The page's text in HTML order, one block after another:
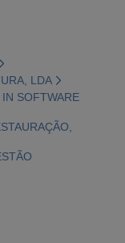
LDA
SOFTWARE